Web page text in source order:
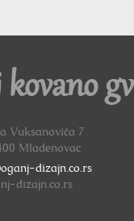
Vuksanovića 7
Mladenovac
dizajn.co.rs
dizajn.co.rs